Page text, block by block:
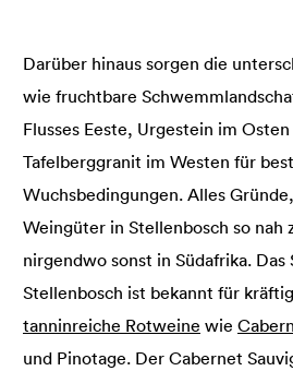
Darüber hinaus sorgen die
wie fruchtbare
Flusses Eeste, Urgestein im
Tafelberggranit im Westen für
Wuchsbedingungen. Alles
Weingüter in Stellenbosch so nah
nirgendwo sonst in Südafrika. Das
Stellenbosch ist bekannt für
tanninreiche Rotweine wie
und Pinotage. Der Cabernet